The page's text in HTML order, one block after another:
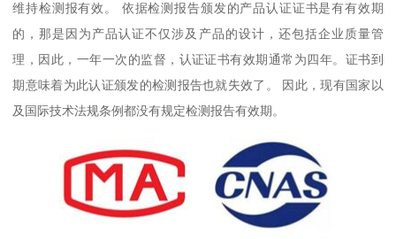
维持检测报有效。 依据检测报告颁发的产品认证证书是有有效期
的，那是因为产品认证不仅涉及产品的设计，还包括企业质量管
理，因此，一年一次的监督，认证证书有效期通常为四年。证书到
期意味着为此认证颁发的检测报告也就失效了。 因此，现有国家以
及国际技术法规条例都没有规定检测报告有效期。